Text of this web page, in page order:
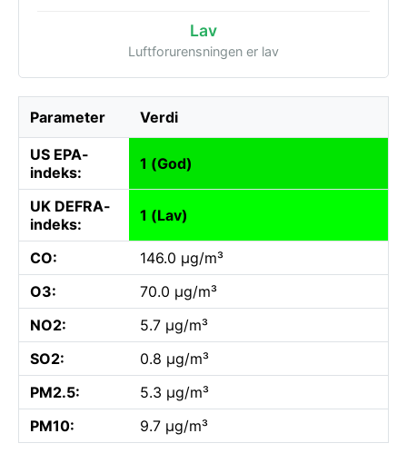
Lav
Luftforurensningen er lav
Parameter Verdi
US EPA-
indeks:
1 (God)
UK DEFRA-
indeks:
1 (Lav)
CO:
146.0 µg/m³
O3:
70.0 µg/m³
NO2:
5.7 µg/m³
SO2:
0.8 µg/m³
PM2.5:
5.3 µg/m³
PM10:
9.7 µg/m³